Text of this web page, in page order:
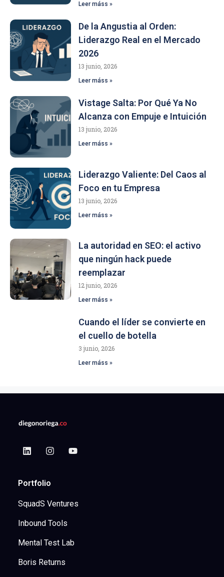
Leer máss »
De la Angustia al Orden:
Liderazgo Real en el Mercado
2026
13 junio, 2026
Leer máss »
Vistage Salta: Por Qué Ya No
Alcanza con Empuje e Intuición
13 junio, 2026
Leer máss »
Liderazgo Valiente: Del Caos al
Foco en tu Empresa
13 junio, 2026
Leer máss »
La autoridad en SEO: el activo
que ningún hack puede
reemplazar
12 junio, 2026
Leer máss »
Cuando el líder se convierte en
el cuello de botella
3 junio, 2026
Leer máss »
Portfolio
SquadS Ventures
Inbound Tools
Mental Test Lab
Boris Returns